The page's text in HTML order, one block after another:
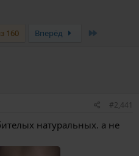
160 Вперёд
#2,441
натуральных. а не